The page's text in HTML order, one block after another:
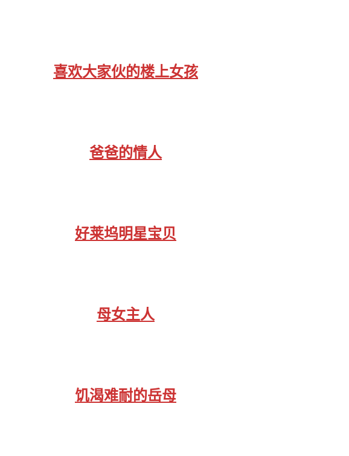
喜欢大家伙的楼上女孩
爸爸的情人
好莱坞明星宝贝
母女主人
饥渴难耐的岳母